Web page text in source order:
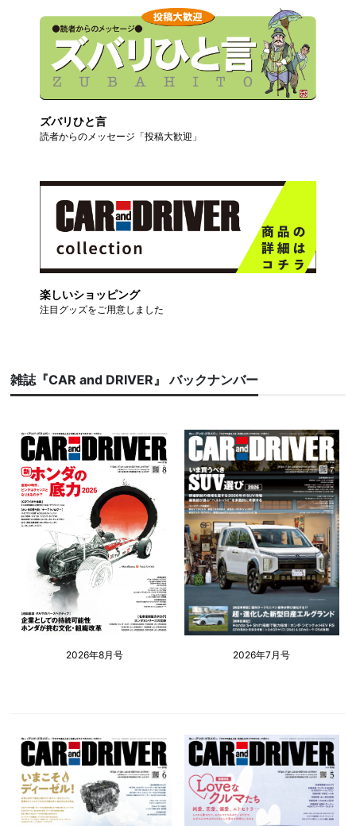
ズバリひと言
読者からのメッセージ「投稿大歓迎」
楽しいショッピング
注目グッズをご用意しました
雑誌『CAR and DRIVER』 バックナンバー
2026年8月号 2026年7月号